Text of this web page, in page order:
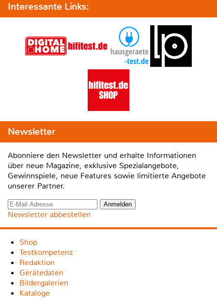
Interessante Links:
Newsletter
Abonniere den Newsletter und erhalte Informationen
über neue Magazine, exklusive Spezialangebote,
Gewinnspiele, neue Features sowie limitierte Angebote
unserer Partner.
Newsletter abbestellen
Shop
Testkompetenz
Redaktion
Gerätedaten
Bildergalerien
Kataloge